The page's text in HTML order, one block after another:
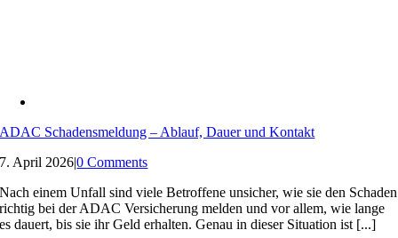
ADAC Schadensmeldung – Ablauf, Dauer und Kontakt
7. April 2026|0 Comments
Nach einem Unfall sind viele Betroffene unsicher, wie sie den Schaden
richtig bei der ADAC Versicherung melden und vor allem, wie lange
es dauert, bis sie ihr Geld erhalten. Genau in dieser Situation ist [...]